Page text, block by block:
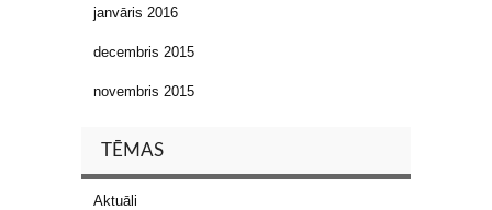
janvāris 2016
decembris 2015
novembris 2015
TĒMAS
Aktuāli